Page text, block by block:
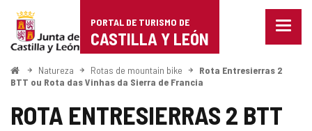
Portal
de
Turismo
de
Castilla
PORTAL DE TURISMO DE
CASTILLA Y LEÓN
Menu
ComeçoNatureza Rotas de mountain bike
Rota Entresierras 2
BTT ou Rota das Vinhas da Sierra de Francia
ROTA ENTRESIERRAS 2 BTT